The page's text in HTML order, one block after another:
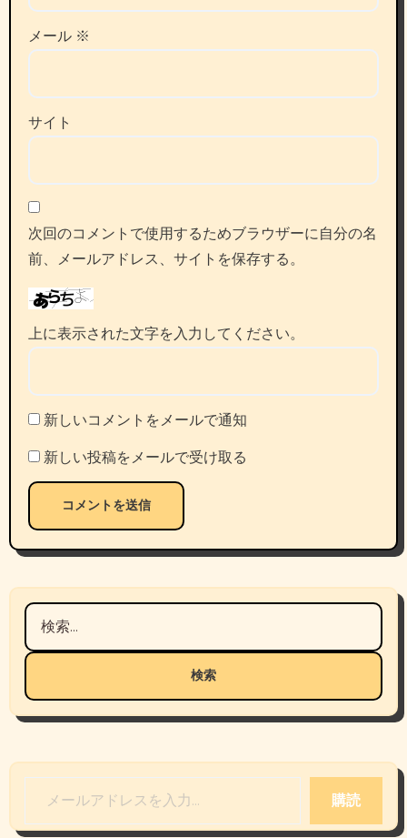
メール ※
サイト
次回のコメントで使用するためブラウザーに自分の名
前、メールアドレス、サイトを保存する。
上に表示された文字を入力してください。
新しいコメントをメールで通知
新しい投稿をメールで受け取る
検
メールアドレスを入力...
購読